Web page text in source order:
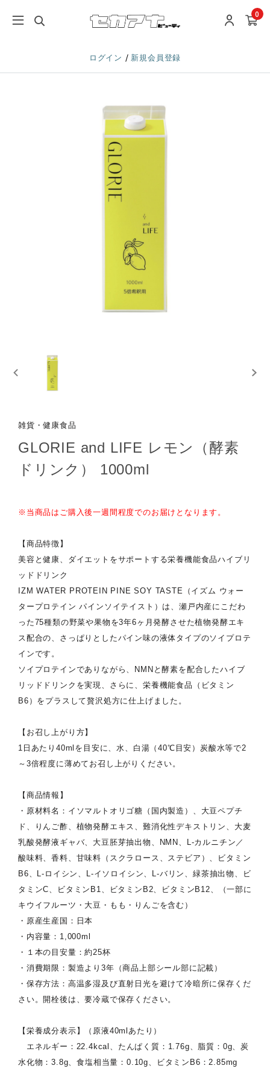
0
ログイン / 新規会員登録
雑貨・健康食品
GLORIE and LIFE レモン（酵素
ドリンク） 1000ml
※当商品はご購入後一週間程度でのお届けとなります。
【商品特徴】
美容と健康、ダイエットをサポートする栄養機能食品ハイブリ
ッドドリンク
IZM WATER PROTEIN PINE SOY TASTE（イズム ウォー
タープロテイン パインソイテイスト）は、瀬戸内産にこだわ
った75種類の野菜や果物を3年6ヶ月発酵させた植物発酵エキ
ス配合の、さっぱりとしたパイン味の液体タイプのソイプロテ
インです。
ソイプロテインでありながら、NMNと酵素を配合したハイブ
リッドドリンクを実現、さらに、栄養機能食品（ビタミン
B6）をプラスして贅沢処方に仕上げました。
【お召し上がり方】
1日あたり40mlを目安に、水、白湯（40℃目安）炭酸水等で2
～3倍程度に薄めてお召し上がりください。
【商品情報】
・原材料名：イソマルトオリゴ糖（国内製造）、大豆ペプチ
ド、りんご酢、植物発酵エキス、難消化性デキストリン、大麦
乳酸発酵液ギャバ、大豆胚芽抽出物、NMN、L-カルニチン／
酸味料、香料、甘味料（スクラロース、ステビア）、ビタミン
B6、L-ロイシン、L-イソロイシン、L-バリン、緑茶抽出物、ビ
タミンC、ビタミンB1、ビタミンB2、ビタミンB12、（一部に
キウイフルーツ・大豆・もも・りんごを含む）
・原産生産国：日本
・内容量：1,000ml
・１本の目安量：約25杯
・消費期限：製造より3年（商品上部シール部に記載）
・保存方法：高温多湿及び直射日光を避けて冷暗所に保存くだ
さい。開栓後は、要冷蔵で保存ください。
【栄養成分表示】（原液40mlあたり）
エネルギー：22.4kcal、たんぱく質：1.76g、脂質：0g、炭
水化物：3.8g、食塩相当量：0.10g、ビタミンB6：2.85mg